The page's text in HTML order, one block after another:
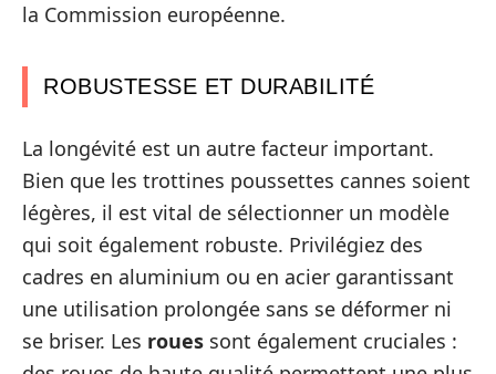
la Commission européenne.
ROBUSTESSE ET DURABILITÉ
La longévité est un autre facteur important.
Bien que les trottines poussettes cannes soient
légères, il est vital de sélectionner un modèle
qui soit également robuste. Privilégiez des
cadres en aluminium ou en acier garantissant
une utilisation prolongée sans se déformer ni
se briser. Les roues sont également cruciales :